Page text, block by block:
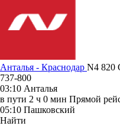
Анталья - Краснодар N4 820
737-800
03:10 Анталья
в пути 2 ч 0 мин Прямой
05:10 Пашковский
Найти